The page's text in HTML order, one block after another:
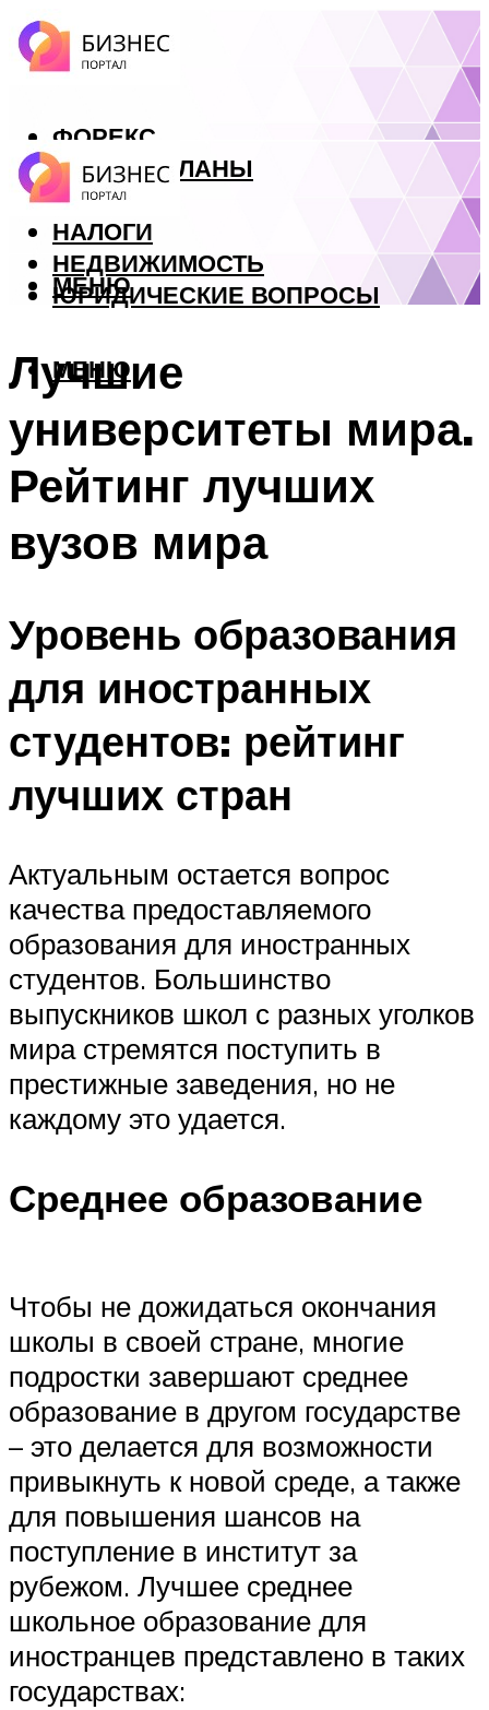
ФОРЕКС
БИЗНЕС ПЛАНЫ
КРЕДИТЫ
НАЛОГИ
НЕДВИЖИМОСТЬ
ЮРИДИЧЕСКИЕ ВОПРОСЫ
МЕНЮ
МЕНЮ
Лучшие
университеты мира.
Рейтинг лучших
вузов мира
Уровень образования
для иностранных
студентов: рейтинг
лучших стран
Актуальным остается вопрос
качества предоставляемого
образования для иностранных
студентов. Большинство
выпускников школ с разных уголков
мира стремятся поступить в
престижные заведения, но не
каждому это удается.
Среднее образование
Чтобы не дожидаться окончания
школы в своей стране, многие
подростки завершают среднее
образование в другом государстве
– это делается для возможности
привыкнуть к новой среде, а также
для повышения шансов на
поступление в институт за
рубежом. Лучшее среднее
школьное образование для
иностранцев представлено в таких
государствах: